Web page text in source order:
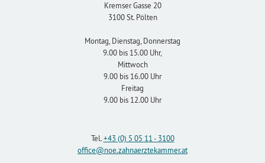
Kremser Gasse 20
3100 St. Pölten
Montag, Dienstag, Donnerstag
9.00 bis 15.00 Uhr,
Mittwoch
9.00 bis 16.00 Uhr
Freitag
9.00 bis 12.00 Uhr
Tel.+43 (0) 5 05 11 - 3100
office@noe.zahnaerztekammer.at